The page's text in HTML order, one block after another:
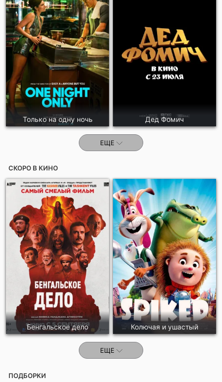
Только на одну ночь Дед Фомич
ЕЩЕ
СКОРО В КИНО
Бенгальское дело Колючая и ушастый
ЕЩЕ
ПОДБОРКИ